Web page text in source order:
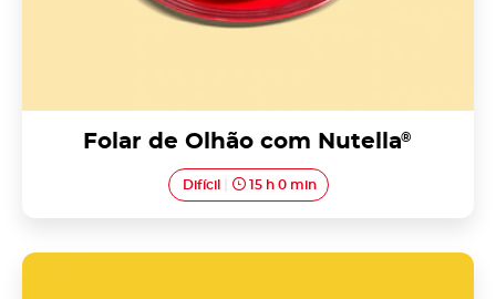
Folar de Olhão com Nutella®
Difícil 15 h 0 min